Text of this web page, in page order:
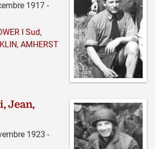
1917 -
I Sud,
, AMHERST
Jean,
1923 -